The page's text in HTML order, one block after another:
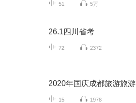
51 5万
26.1四川省考
72 2372
2020年国庆成都旅游旅游
15 1978